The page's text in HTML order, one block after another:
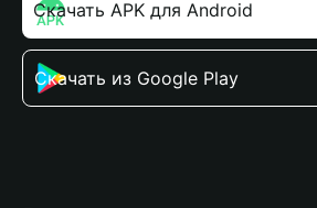
Скачать APK для Android
Скачать из Google Play